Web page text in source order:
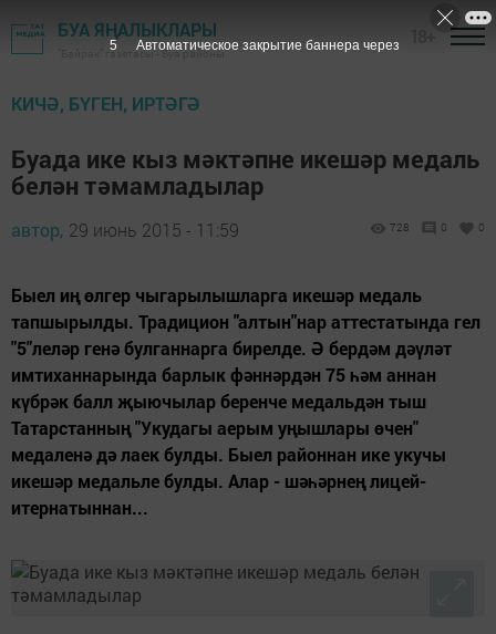
БУА ЯҢАЛЫКЛАРЫ
"Байрак" газетасы - Буа районы
КИЧӘ, БҮГЕН, ИРТӘГӘ
Буада ике кыз мәктәпне икешәр медаль
белән тәмамладылар
автор, 29 июнь 2015 - 11:59 728 0 0
Быел иң өлгер чыгарылышларга икешәр медаль
тапшырылды. Традицион "алтын"нар аттестатында гел
"5"леләр генә булганнарга бирелде. Ә бердәм дәүләт
имтиханнарында барлык фәннәрдән 75 һәм аннан
күбрәк балл җыючылар беренче медальдән тыш
Татарстанның "Укудагы аерым уңышлары өчен"
медаленә дә лаек булды. Быел районнан ике укучы
икешәр медальле булды. Алар - шәһәрнең лицей-
итернатыннан...
5 Автоматическое закрытие баннера через